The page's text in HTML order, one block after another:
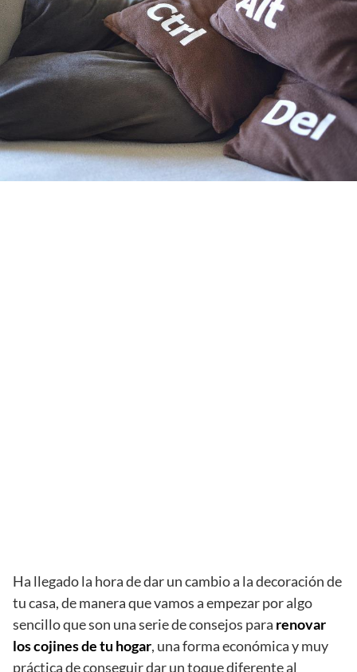
Ha llegado la hora de dar un cambio a la decoración de
tu casa, de manera que vamos a empezar por algo
sencillo que son una serie de consejos para renovar
los cojines de tu hogar, una forma económica y muy
práctica de conseguir dar un toque diferente al